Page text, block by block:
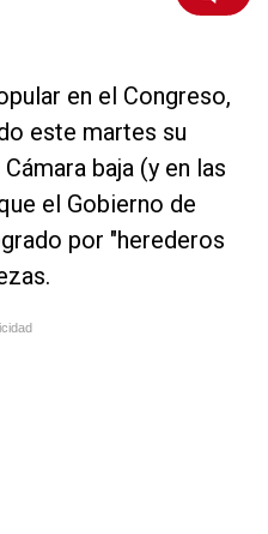
en el Congreso,
este martes su
baja (y en las
el Gobierno de
por "herederos